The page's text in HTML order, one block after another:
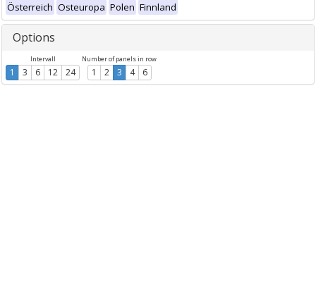
Österreich Osteuropa Polen Finnland
Options
Intervall
1 3 6 12 24
Number of panels in row
1 2 3 4 6